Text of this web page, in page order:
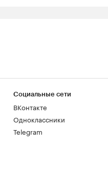
Социальные сети
ВКонтакте
Одноклассники
Telegram